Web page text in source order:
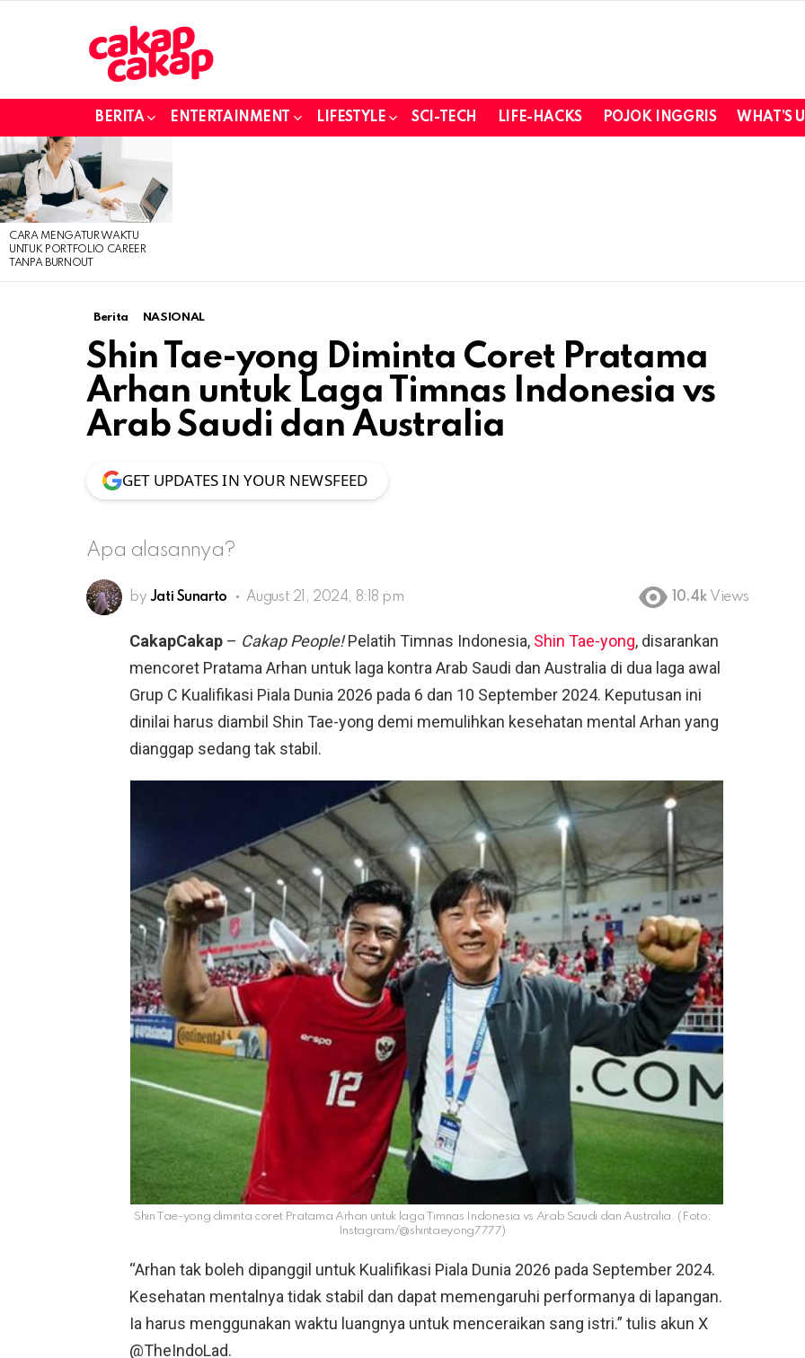
BERITA ENTERTAINMENT LIFESTYLE SCI-TECH LIFE-HACKS POJOK INGGRIS WHAT’S
LATEST
STORIES
CARA MENGATUR WAKTU
UNTUK PORTFOLIO CAREER
TANPA BURNOUT
Berita NASIONAL
Shin Tae-yong Diminta Coret Pratama
Arhan untuk Laga Timnas Indonesia vs
Arab Saudi dan Australia
GET UPDATES IN YOUR NEWSFEED
Apa alasannya?
by Jati Sunarto August 21, 2024, 8:18 pm 10.4k Views
CakapCakap – Cakap People!Pelatih Timnas Indonesia, Shin Tae-yong, disarankan
mencoret Pratama Arhan untuk laga kontra Arab Saudi dan Australia di dua laga awal
Grup C Kualifikasi Piala Dunia 2026 pada 6 dan 10 September 2024. Keputusan ini
dinilai harus diambil Shin Tae-yong demi memulihkan kesehatan mental Arhan yang
dianggap sedang tak stabil.
Shin Tae-yong diminta coret Pratama Arhan untuk laga Timnas Indonesia vs Arab Saudi dan Australia. (Foto:
Instagram/@shintaeyong7777)
“Arhan tak boleh dipanggil untuk Kualifikasi Piala Dunia 2026 pada September 2024.
Kesehatan mentalnya tidak stabil dan dapat memengaruhi performanya di lapangan.
Ia harus menggunakan waktu luangnya untuk menceraikan sang istri.” tulis akun X
@TheIndoLad.